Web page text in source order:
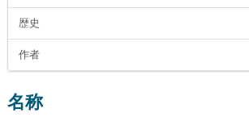
歴史
作者
名称